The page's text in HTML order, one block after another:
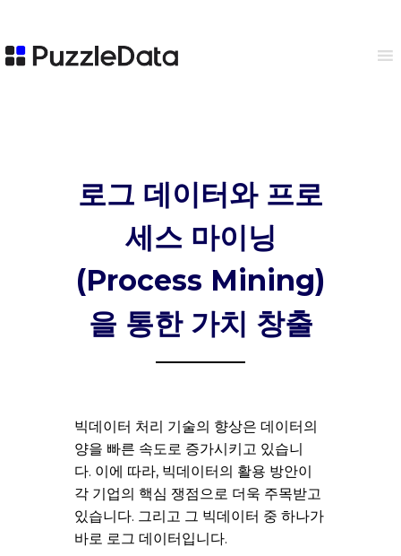
로그 데이터와 프로
세스 마이닝
(Process Mining)
을 통한 가치 창출
빅데이터 처리 기술의 향상은 데이터의
양을 빠른 속도로 증가시키고 있습니
다. 이에 따라, 빅데이터의 활용 방안이
각 기업의 핵심 쟁점으로 더욱 주목받고
있습니다. 그리고 그 빅데이터 중 하나가
바로 로그 데이터입니다.